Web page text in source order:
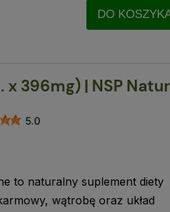
DO
396mg) | NSP
5.0
to naturalny suplement diety
wątrobę oraz układ